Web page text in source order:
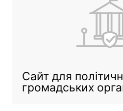
Сайт для
громадських